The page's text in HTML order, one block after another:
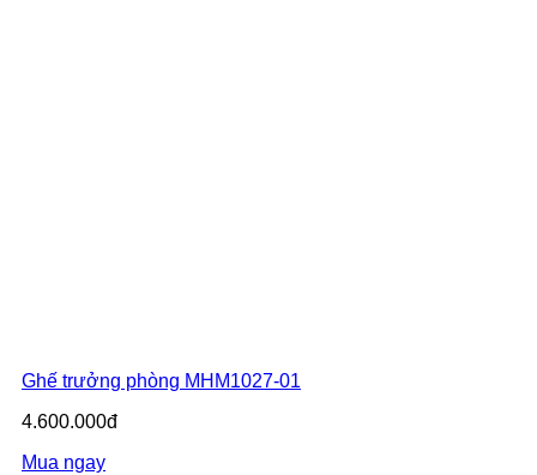
Ghế trưởng phòng MHM1027-01
4.600.000đ
Mua ngay